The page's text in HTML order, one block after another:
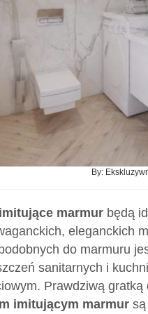
By:
marmur będą
eleganckich
do marmuru
sanitarnych i
Prawdziwą
imitującym marmur